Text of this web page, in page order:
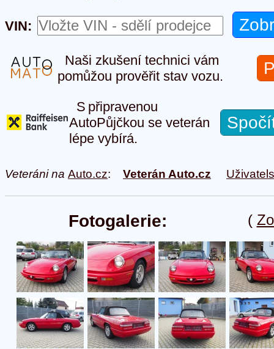
VIN:
Naši zkušení technici vám
pomůžou prověřit stav vozu.
S připravenou
AutoPůjčkou se veterán
lépe vybírá.
Veteráni na Auto.cz: Veterán Auto.cz
(
Fotogalerie: